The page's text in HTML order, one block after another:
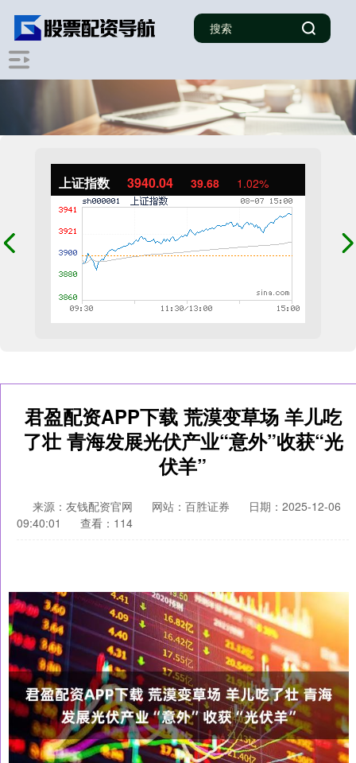
上证指数 3940.04 39.68 1.02%
君盈配资APP下载 荒漠变草场 羊儿吃
了壮 青海发展光伏产业“意外”收获“光
伏羊”
来源：友钱配资官网 网站：百胜证券
日期：2025-12-06
09:40:01
查看：114